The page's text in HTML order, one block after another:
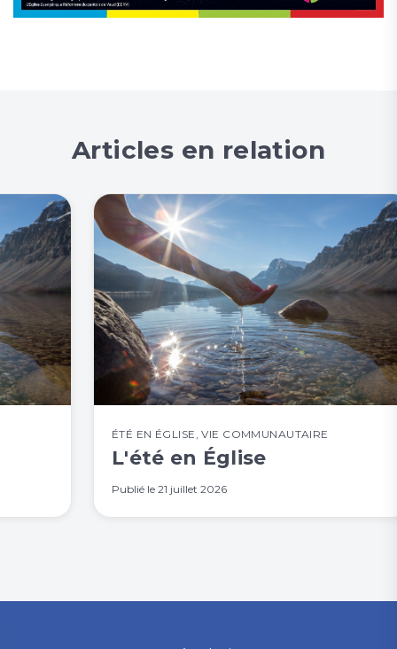
Articles en relation
ÉTÉ EN ÉGLISE ,VIE COMMUNAUTAIRE
L'été en Église
Publié le 21 juillet 2026